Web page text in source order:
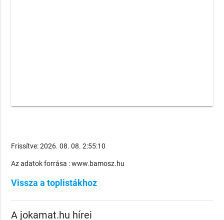
Frissítve: 2026. 08. 08. 2:55:10
Az adatok forrása : www.bamosz.hu
Vissza a toplistákhoz
A jokamat.hu hírei